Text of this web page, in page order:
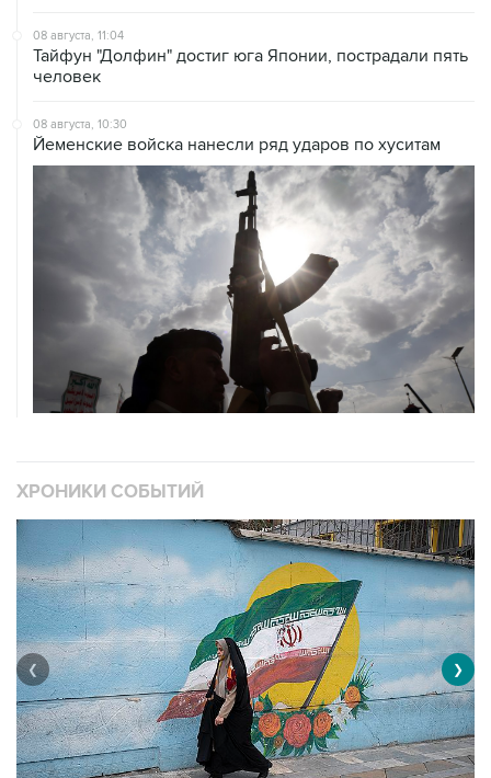
08 августа, 11:04
Тайфун "Долфин" достиг юга Японии, пострадали пять
человек
08 августа, 10:30
Йеменские войска нанесли ряд ударов по хуситам
ХРОНИКИ СОБЫТИЙ
❮ ❯